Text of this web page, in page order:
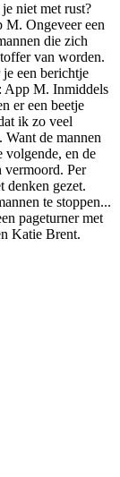
niet met rust?
M. Ongeveer een
die zich
van worden.
een berichtje
App M. Inmiddels
er een beetje
ik zo veel
Want de mannen
volgende, en de
vermoord. Per
denken gezet.
te stoppen...
pageturner met
Katie Brent.